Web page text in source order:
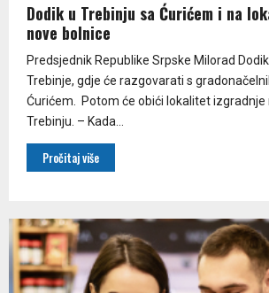
Dodik u Trebinju sa Ćurićem i na
nove bolnice
Predsjednik Republike Srpske Milorad
Trebinje, gdje će razgovarati s
Ćurićem. Potom će obići lokalitet izgradnje
Trebinju. – Kada...
Pročitaj više